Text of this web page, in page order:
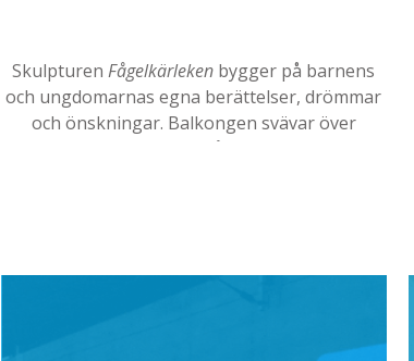
SkulpturenFågelkärleken bygger på barnens
och ungdomarnas egna berättelser, drömmar
och önskningar. Balkongen svävar över
gräsmattan och skapar både rum och utsikt. I